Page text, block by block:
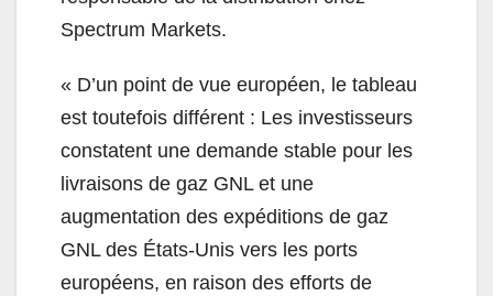
Spectrum Markets.
« D’un point de vue européen, le tableau
est toutefois différent : Les investisseurs
constatent une demande stable pour les
livraisons de gaz GNL et une
augmentation des expéditions de gaz
GNL des États-Unis vers les ports
européens, en raison des efforts de